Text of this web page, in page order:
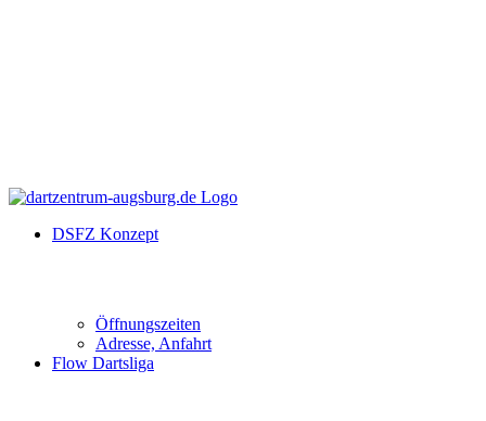
DSFZ Konzept
Öffnungszeiten
Adresse, Anfahrt
Flow Dartsliga